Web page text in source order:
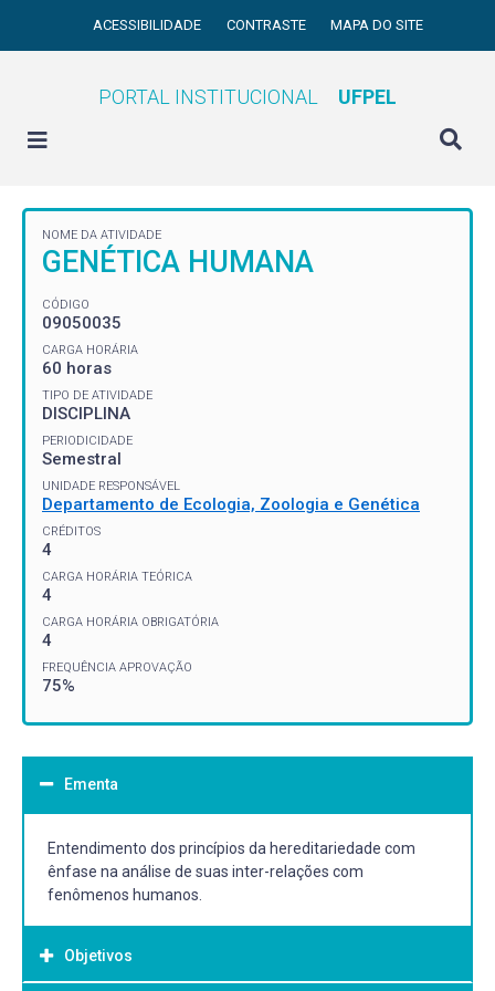
ACESSIBILIDADE CONTRASTE MAPA DO SITE
PORTAL INSTITUCIONAL UFPEL
NOME DA ATIVIDADE
GENÉTICA HUMANA
CÓDIGO
09050035
CARGA HORÁRIA
60 horas
TIPO DE ATIVIDADE
DISCIPLINA
PERIODICIDADE
Semestral
UNIDADE RESPONSÁVEL
Departamento de Ecologia, Zoologia e Genética
CRÉDITOS
4
CARGA HORÁRIA TEÓRICA
4
CARGA HORÁRIA OBRIGATÓRIA
4
FREQUÊNCIA APROVAÇÃO
75%
Ementa
Entendimento dos princípios da hereditariedade com
ênfase na análise de suas inter-relações com
fenômenos humanos.
Objetivos